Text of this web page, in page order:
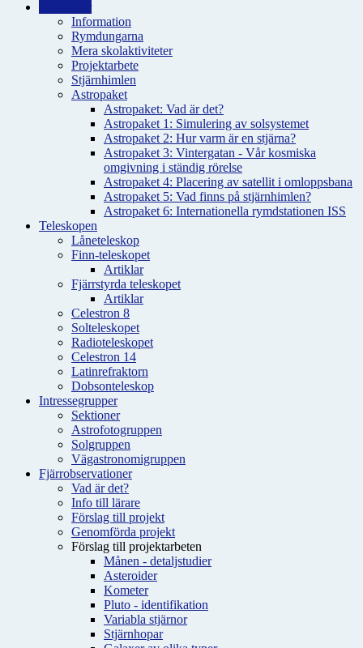
Information
Rymdungarna
Mera skolaktiviteter
Projektarbete
Stjärnhimlen
Astropaket
Astropaket: Vad är det?
Astropaket 1: Simulering av solsystemet
Astropaket 2: Hur varm är en stjärna?
Astropaket 3: Vintergatan - Vår kosmiska
omgivning i ständig rörelse
Astropaket 4: Placering av satellit i omloppsbana
Astropaket 5: Vad finns på stjärnhimlen?
Astropaket 6: Internationella rymdstationen ISS
Teleskopen
Låneteleskop
Finn-teleskopet
Artiklar
Fjärrstyrda teleskopet
Artiklar
Celestron 8
Solteleskopet
Radioteleskopet
Celestron 14
Latinrefraktorn
Dobsonteleskop
Intressegrupper
Sektioner
Astrofotogruppen
Solgruppen
Vägastronomigruppen
Fjärrobservationer
Vad är det?
Info till lärare
Förslag till projekt
Genomförda projekt
Förslag till projektarbeten
Månen - detaljstudier
Asteroider
Kometer
Pluto - identifikation
Variabla stjärnor
Stjärnhopar